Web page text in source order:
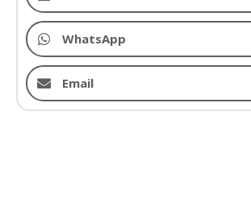
WhatsApp
Email